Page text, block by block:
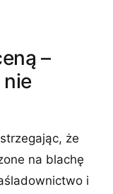
–
że
na blachę
i